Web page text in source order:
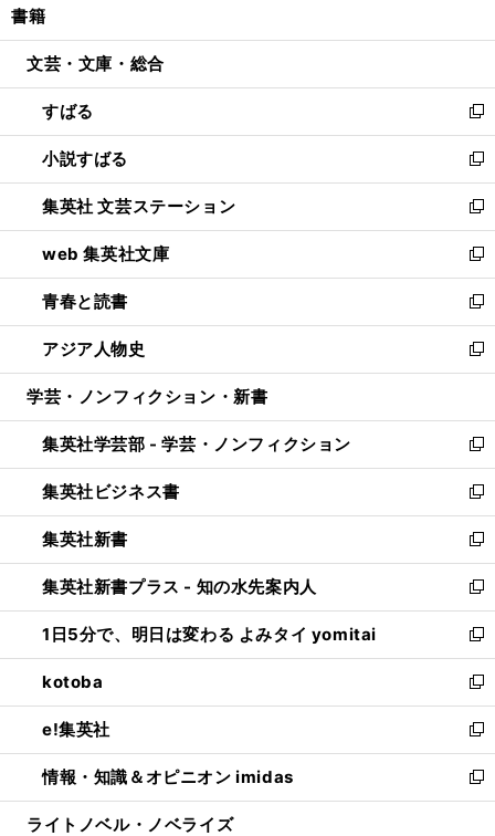
開
ウ
開
く
ン
ウ
で
開
く
ウ
ン
ド
ウ
で
開
く
書籍
文芸・文庫・総合
すばる
新
し
い
ウ
ィ
ン
ド
ウ
で
開
く
小説すばる
新
し
い
ウ
ィ
ン
ド
ウ
で
開
集英社 文芸ステーション
新
し
い
ウ
ィ
ン
ド
ウ
開
く
web 集英社文庫
新
し
い
ウ
ィ
ン
ウ
で
開
く
青春と読書
新
し
い
ウ
ン
ド
ウ
で
開
く
アジア人物史
新
し
ウ
ィ
ン
ド
ウ
で
開
く
学芸・ノンフィクション・新書
集英社学芸部 - 学芸・ノンフィクション
新
し
い
ウ
ィ
ン
ド
ウ
で
開
く
集英社ビジネス書
新
し
い
ウ
ィ
ン
ド
ウ
で
開
く
集英社新書
新
し
い
ウ
ィ
ン
ド
ウ
で
開
く
集英社新書プラス - 知の水先案内人
新
し
い
ウ
ィ
ン
ド
ウ
で
開
1日5分で、明日は変わる よみタイ yomitai
新
し
い
ウ
ィ
ン
ド
ウ
kotoba
新
し
い
ウ
ィ
ン
e!集英社
新
し
い
ウ
情報・知識＆オピニオン imidas
新
し
ライトノベル・ノベライズ